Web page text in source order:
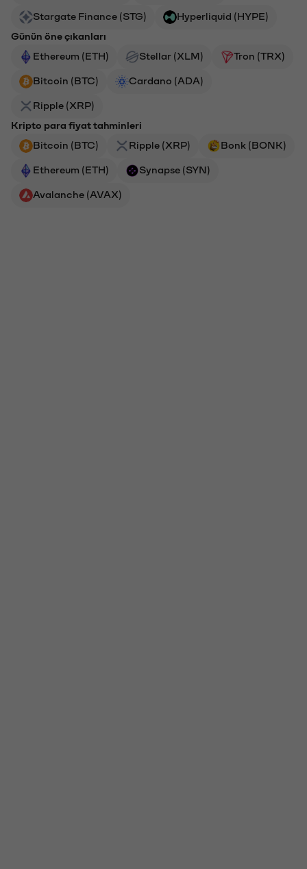
Stargate Finance (STG)
Hyperliquid (HYPE)
Günün öne çıkanları
Ethereum (ETH)
Stellar (XLM) Tron (TRX)
Bitcoin (BTC) Cardano (ADA)
Ripple (XRP)
Kripto para fiyat tahminleri
Bitcoin (BTC)
Ripple (XRP) Bonk (BONK)
Ethereum (ETH) Synapse (SYN)
Avalanche (AVAX)